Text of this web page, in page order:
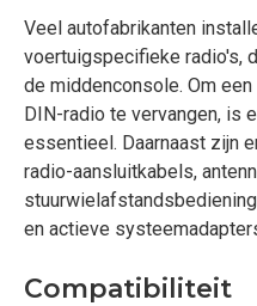
Veel autofabrikanten
voertuigspecifieke radio's,
de middenconsole. Om
DIN-radio te vervangen, is
essentieel. Daarnaast zijn
radio-aansluitkabels,
en actieve
Compatibiliteit